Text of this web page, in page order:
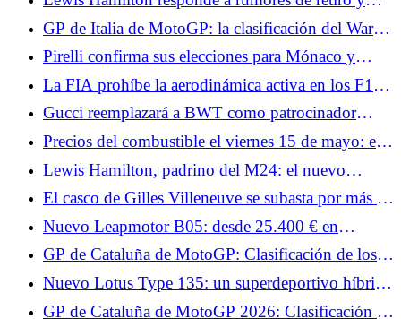
Aprilia
explica por qué abandonó el simulador de Ferrari
en Canadá
GP de Italia de MotoGP: la clasificación del Warm
Up, Bezzecchi por delante de dos Ducati,
Quartararo por detrás
Pirelli confirma sus elecciones para Mónaco y
Barcelona: muy blando en el Principado, un paso
más agresivo en Cataluña
La FIA prohíbe la aerodinámica activa en los F1 de
Mónaco para frenar la velocidad punta.
Gucci reemplazará a BWT como patrocinador
principal de Alpine en Fórmula 1 a partir de 2027
Precios del combustible el viernes 15 de mayo: el
diésel baja hasta los 2,12 €/l, el SP-95 (E10) se
mantiene en su nivel más alto
Lewis Hamilton, padrino del M24: el nuevo
museo del automovilismo en Le Mans
El casco de Gilles Villeneuve se subasta por más de
un millón de euros.
Nuevo Leapmotor B05: desde 25.400 € en
Francia, el compacto eléctrico más barato del
mercado
GP de Cataluña de MotoGP: Clasificación de los
Libres 1, Zarco en el Top 10, no Quartararo
Nuevo Lotus Type 135: un superdeportivo híbrido
V8 de 1.000 CV en el centro del plan 2030
GP de Cataluña de MotoGP 2026: Clasificación de